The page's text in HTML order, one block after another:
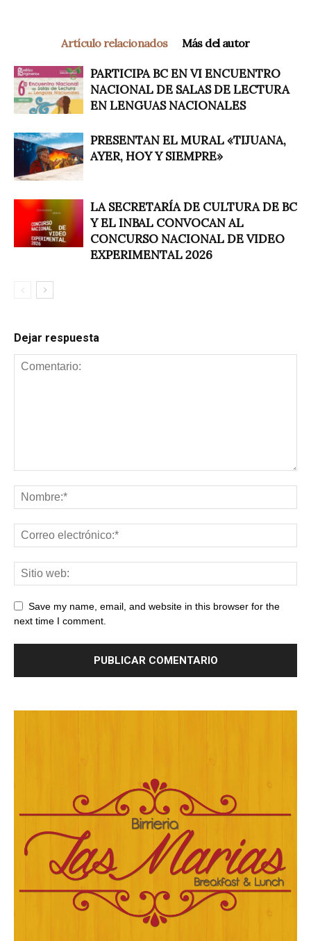
Artículo relacionados Más del autor
PARTICIPA BC EN VI ENCUENTRO
NACIONAL DE SALAS DE LECTURA
EN LENGUAS NACIONALES
PRESENTAN EL MURAL «TIJUANA,
AYER, HOY Y SIEMPRE»
LA SECRETARÍA DE CULTURA DE BC
Y EL INBAL CONVOCAN AL
CONCURSO NACIONAL DE VIDEO
EXPERIMENTAL 2026
Dejar respuesta
Save my name, email, and website in this browser for the
next time I comment.